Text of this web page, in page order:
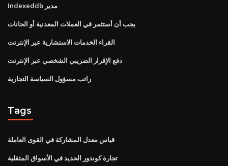
Indexeddb مدير
يجب أن أستثمر في العملات المعدنية أو الحانات
القراء الخدمات الاستشارية عبر الإنترنت
دفع الإقرار الضريبي الشخصي عبر الإنترنت
راتب مسؤول السياسة التجارية
Tags
قياس معدل المشاركة في القوى العاملة
تجارة كوندور الحديد في الأسواق المتقلبة